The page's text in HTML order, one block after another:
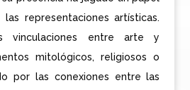
representaciones artísticas.
vinculaciones entre arte y
mitológicos, religiosos o
por las conexiones entre las